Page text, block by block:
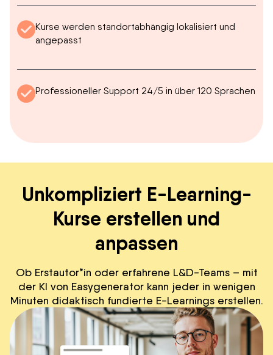
Kurse werden standortabhängig lokalisiert und
angepasst
Professioneller Support 24/5 in über 120 Sprachen
Unkompliziert E-Learning-
Kurse erstellen und
anpassen
Ob Erstautor*in oder erfahrene L&D-Teams – mit
der KI von Easygenerator kann jeder in wenigen
Minuten didaktisch fundierte E-Learnings erstellen.